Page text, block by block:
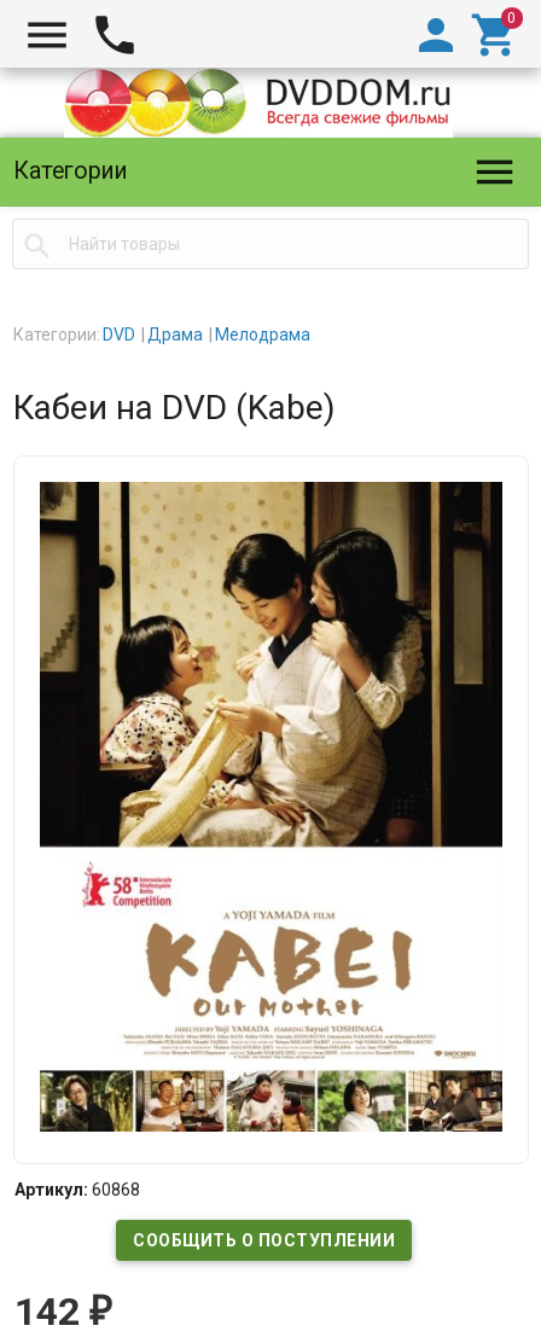
  

Категории 

Категории: DVD Драма Мелодрама
Кабеи на DVD (Kabe)
Артикул: 60868
СООБЩИТЬ О ПОСТУПЛЕНИИ
142 ₽